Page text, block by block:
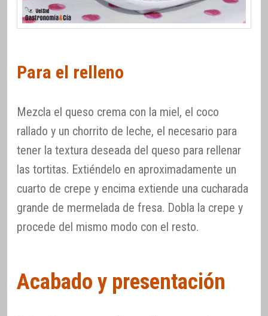
Para el relleno
Mezcla el queso crema con la miel, el coco
rallado y un chorrito de leche, el necesario para
tener la textura deseada del queso para rellenar
las tortitas. Extiéndelo en aproximadamente un
cuarto de crepe y encima extiende una cucharada
grande de mermelada de fresa. Dobla la crepe y
procede del mismo modo con el resto.
Acabado y presentación